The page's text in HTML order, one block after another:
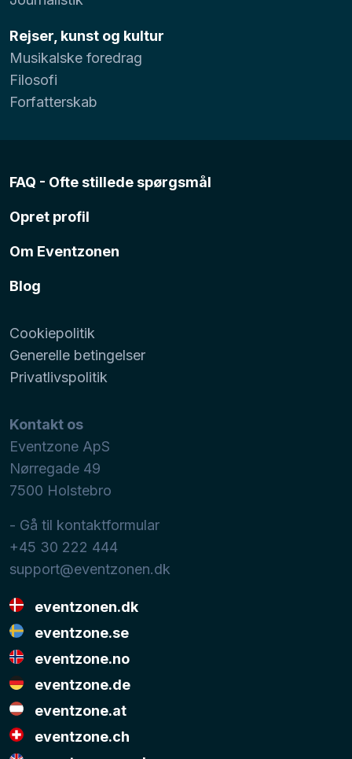
Rejser, kunst og kultur
Musikalske foredrag
Filosofi
Forfatterskab
FAQ - Ofte stillede spørgsmål
Opret profil
Om Eventzonen
Blog
Cookiepolitik
Generelle betingelser
Privatlivspolitik
Kontakt os
Eventzone ApS
Nørregade 49
7500 Holstebro
- Gå til kontaktformular
+45 30 222 444
support@eventzonen.dk
eventzonen.dk
eventzone.se
eventzone.no
eventzone.de
eventzone.at
eventzone.ch